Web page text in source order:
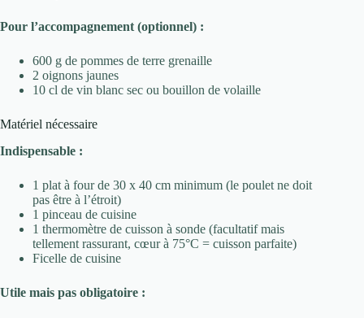
Pour l’accompagnement (optionnel) :
600 g de pommes de terre grenaille
2 oignons jaunes
10 cl de vin blanc sec ou bouillon de volaille
Matériel nécessaire
Indispensable :
1 plat à four de 30 x 40 cm minimum (le poulet ne doit
pas être à l’étroit)
1 pinceau de cuisine
1 thermomètre de cuisson à sonde (facultatif mais
tellement rassurant, cœur à 75°C = cuisson parfaite)
Ficelle de cuisine
Utile mais pas obligatoire :